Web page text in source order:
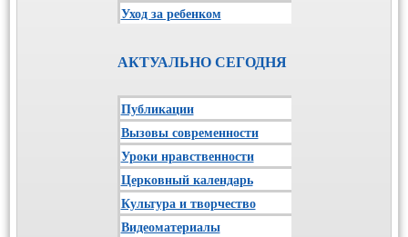
Уход за ребенком
АКТУАЛЬНО СЕГОДНЯ
Публикации
Вызовы современности
Уроки нравственности
Церковный календарь
Культура и творчество
Видеоматериалы